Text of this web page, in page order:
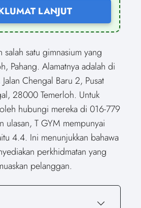
LANJUT
salah satu gimnasium yang
Pahang. Alamatnya adalah di
Chengal Baru 2, Pusat
28000 Temerloh. Untuk
hubungi mereka di 016-779
ulasan, T GYM mempunyai
4.4. Ini menunjukkan bahawa
perkhidmatan yang
pelanggan.